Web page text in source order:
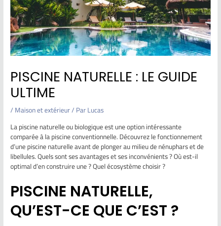
PISCINE NATURELLE : LE GUIDE
ULTIME
/Maison et extérieur/ ParLucas
La piscine naturelle ou biologique est une option intéressante
comparée à la piscine conventionnelle. Découvrez le fonctionnement
d’une piscine naturelle avant de plonger au milieu de nénuphars et de
libellules. Quels sont ses avantages et ses inconvénients ? Où est-il
optimal d’en construire une ? Quel écosystème choisir ?
PISCINE NATURELLE,
QU’EST-CE QUE C’EST ?